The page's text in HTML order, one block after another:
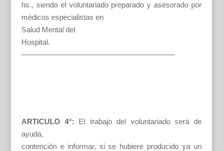
hs., siendo el voluntariado preparado y asesorado por
médicos especialistas en
Salud Mental del
Hospital.
————————————————————–
ARTICULO 4°: El trabajo del voluntariado será de
ayuda,
contención e informar, si se hubiere producido ya un